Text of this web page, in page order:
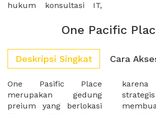
hukum konsultasi IT,
One Pacific
Deskripsi Singkat Cara
One Pasific Place
merupakan gedung
preium yang berlokasi
karena loksai yang
strategis dapat
membuat sebuah